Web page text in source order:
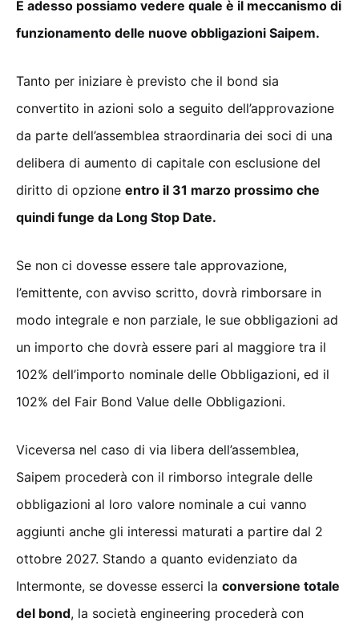
E adesso possiamo vedere quale è il meccanismo di
funzionamento delle nuove obbligazioni Saipem.
Tanto per iniziare è previsto che il bond sia
convertito in azioni solo a seguito dell’approvazione
da parte dell’assemblea straordinaria dei soci di una
delibera di aumento di capitale con esclusione del
diritto di opzione entro il 31 marzo prossimo che
quindi funge da Long Stop Date.
Se non ci dovesse essere tale approvazione,
l’emittente, con avviso scritto, dovrà rimborsare in
modo integrale e non parziale, le sue obbligazioni ad
un importo che dovrà essere pari al maggiore tra il
102% dell’importo nominale delle Obbligazioni, ed il
102% del Fair Bond Value delle Obbligazioni.
Viceversa nel caso di via libera dell’assemblea,
Saipem procederà con il rimborso integrale delle
obbligazioni al loro valore nominale a cui vanno
aggiunti anche gli interessi maturati a partire dal 2
ottobre 2027. Stando a quanto evidenziato da
Intermonte, se dovesse esserci la conversione totale
del bond, la società engineering procederà con